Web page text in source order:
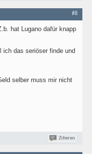
#8
hat Lugano dafür knapp
ich das seriöser finde und
selber muss mir nicht
Zitieren